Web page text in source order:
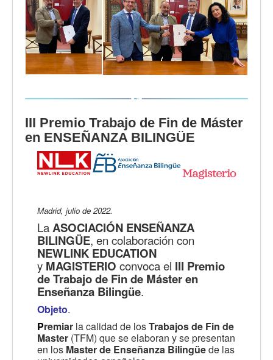
III Premio Trabajo de Fin de Máster
en ENSEÑANZA BILINGÜE
Madrid, julio de 2022.
LaASOCIACIÓN ENSEÑANZA
BILINGÜE, en colaboración con
NEWLINK EDUCATION
y MAGISTERIO convoca el III Premio
de Trabajo de Fin de Máster en
Enseñanza Bilingüe.
Objeto.
Premiarla calidad de losTrabajos de Fin de
Master(TFM) que se elaboran y se presentan
en los Master de Enseñanza Bilingüede las